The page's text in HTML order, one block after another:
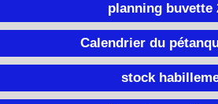
planning buvette
Calendrier du
stock